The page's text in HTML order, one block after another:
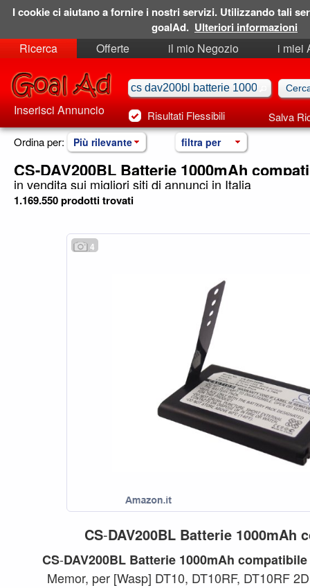
Ricerca Offerte il mio Negozio
i miei
Risultati Flessibili Salva
Inserisci Annuncio
Ordina per: Più rilevante filtra per
CS-DAV200BL Batterie 1000mAh
in vendita sui migliori siti di annunci in Italia
1.169.550 prodotti trovati
4
CS-DAV200BL Batterie 1000mAh
CS-DAV200BL Batterie 1000mAh compatibile
Memor, per [Wasp] DT10, DT10RF, DT10RF
I cookie ci aiutano a fornire i nostri servizi. Utilizzando tali
goalAd. Ulteriori informazioni